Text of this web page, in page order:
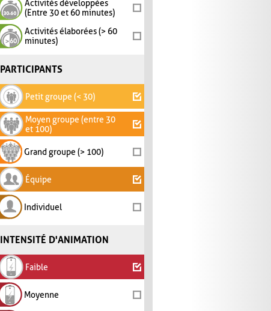
Activités développées
(Entre 30 et 60 minutes)
Activités élaborées (> 60
minutes)
PARTICIPANTS
Petit groupe (< 30)
Moyen groupe (entre 30
et 100)
Grand groupe (> 100)
Équipe
Individuel
INTENSITÉ D'ANIMATION
Faible
Moyenne